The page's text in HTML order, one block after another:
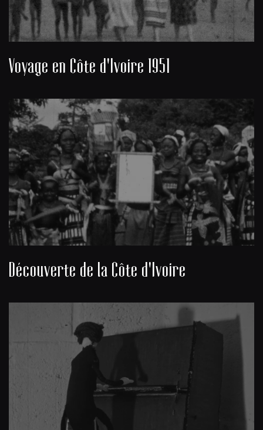
Voyage en Côte d'Ivoire 1951
Découverte de la Côte d'Ivoire